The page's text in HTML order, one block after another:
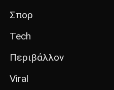
Σπορ
Tech
Περιβάλλον
Viral